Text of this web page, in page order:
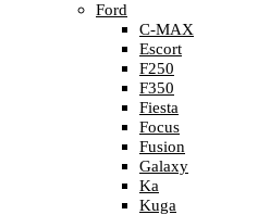
Ford
C-MAX
Escort
F250
F350
Fiesta
Focus
Fusion
Galaxy
Ka
Kuga